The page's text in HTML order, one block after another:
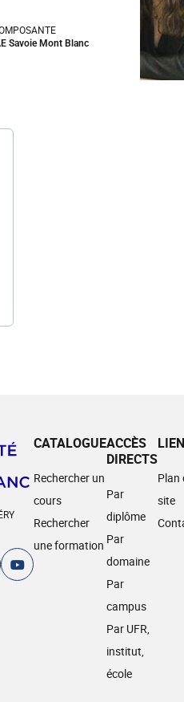
Savoie Mont Blanc
CATALOGUE
Rechercher un
cours
Rechercher
une formation
ACCÈS
DIRECTS
Par
diplôme
Par
domaine
Par
campus
Par UFR,
institut,
école
Plan
site